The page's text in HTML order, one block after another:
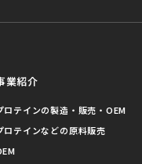
業紹介
ロテインの製造・販売・OEM
ロテインなどの原料販売